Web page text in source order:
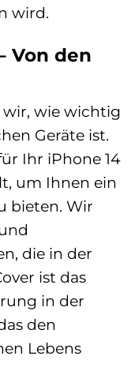
wird.
Von den
wir, wie wichtig
Geräte ist.
Ihr iPhone 14
um Ihnen ein
bieten. Wir
die in der
ist das
in der
den
Lebens